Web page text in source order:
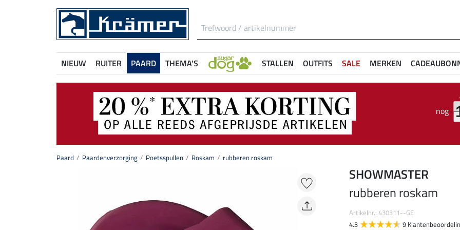
NIEUW RUITER PAARD THEMA'S STALLEN OUTFITS SALE MERKEN
nog
Paard Paardenverzorging Poetsspullen Roskam rubberen roskam
SHOWMASTER
rubberen roskam
Artikelnr.: 430311--GE
4.3
9